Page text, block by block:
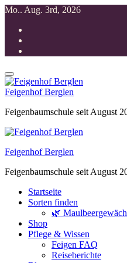
Zum
springen
Mo.. Aug. 3rd, 2026
Feigenhof Berglen
Feigenbaumschule seit August
Feigenhof Berglen
Feigenbaumschule seit August
Startseite
Sorten finden
🌿
Shop
Pflege & Wissen
Feigen FAQ
Reiseberichte